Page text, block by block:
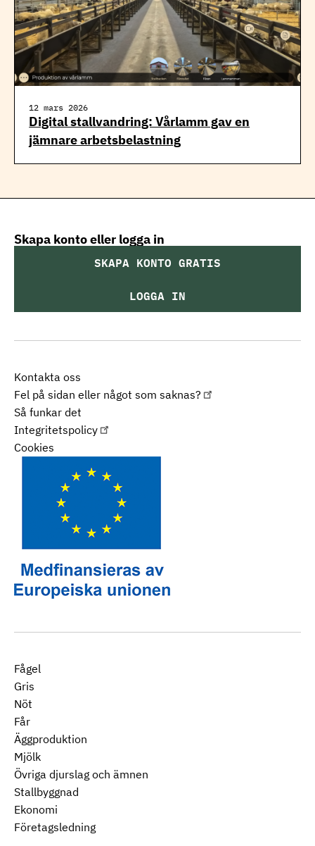
12 mars 2026
Digital stallvandring: Vårlamm gav en
jämnare arbetsbelastning
Fågel
Gris
Nöt
Får
Äggproduktion
Mjölk
Övriga djurslag och ämnen
Stallbyggnad
Ekonomi
Företagsledning
Kontakta oss
Fel på sidan eller något som saknas?
Så funkar det
Integritetspolicy
Cookies
Skapa konto eller logga in
SKAPA KONTO GRATIS
LOGGA IN